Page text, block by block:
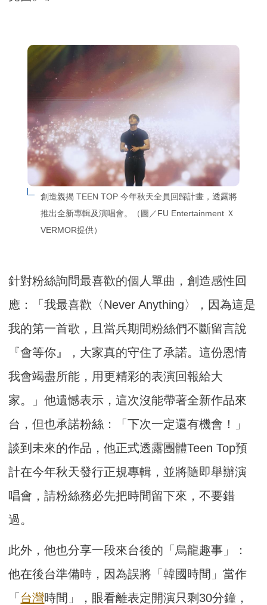
創造親揭 TEEN TOP 今年秋天全員回歸計畫，透露將
推出全新專輯及演唱會。（圖／FU Entertainment Ｘ
VERMOR提供）
針對粉絲詢問最喜歡的個人單曲，創造感性回
應：「我最喜歡〈Never Anything〉，因為這是
我的第一首歌，且當兵期間粉絲們不斷留言說
『會等你』，大家真的守住了承諾。這份恩情
我會竭盡所能，用更精彩的表演回報給大
家。」他遺憾表示，這次沒能帶著全新作品來
台，但也承諾粉絲：「下次一定還有機會！」
談到未來的作品，他正式透露團體Teen Top預
計在今年秋天發行正規專輯，並將隨即舉辦演
唱會，請粉絲務必先把時間留下來，不要錯
過。
此外，他也分享一段來台後的「烏龍趣事」：
他在後台準備時，因為誤將「韓國時間」當作
「 台灣時間」，眼看離表定開演只剩30分鐘，